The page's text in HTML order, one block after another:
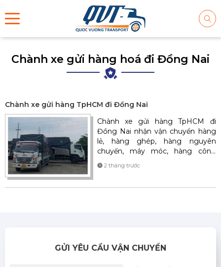
Chành xe gửi hàng hoá đi Đồng Nai
Chành xe gửi hàng TpHCM đi Đồng Nai
Chành xe gửi hàng TpHCM đi
Đồng Nai nhận vận chuyển hàng
lẻ, hàng ghép, hàng nguyên
chuyến, máy móc, hàng công
nghiệp đến Biên Hòa, Long Thành,
Nhơn Trạch, Trảng Bom và các
tận nơi, cước phí cạnh tranh, xe
2 tháng trước
GỬI YÊU CẦU VẬN CHUYỂN